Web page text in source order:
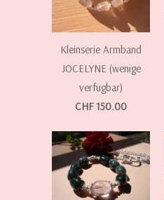
Kleinserie Armband
JOCELYNE (wenige
verfügbar)
CHF 150.00